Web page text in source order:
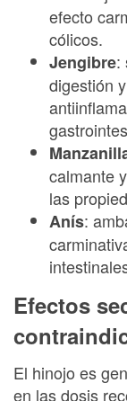
efecto
cólicos.
Jengibre:
digestión
calmante
las
Anís:
Efectos
El hinojo es
en las dosis